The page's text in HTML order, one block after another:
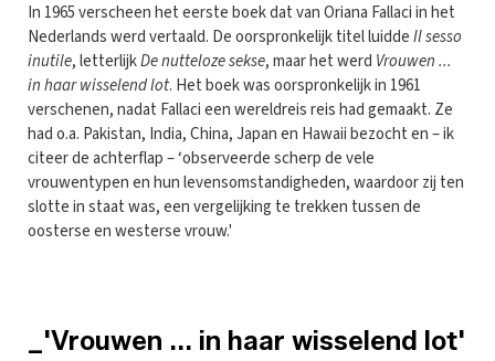
In 1965 verscheen het eerste boek dat van Oriana Fallaci in het
Nederlands werd vertaald. De oorspronkelijk titel luiddeIl sesso
inutile, letterlijkDe nutteloze sekse, maar het werd Vrouwen ...
in haar wisselend lot. Het boek was oorspronkelijk in 1961
verschenen, nadat Fallaci een wereldreis reis had gemaakt. Ze
had o.a. Pakistan, India, China, Japan en Hawaii bezocht en – ik
citeer de achterflap – ‘observeerde scherp de vele
vrouwentypen en hun levensomstandigheden, waardoor zij ten
slotte in staat was, een vergelijking te trekken tussen de
oosterse en westerse vrouw.'
_'Vrouwen ... in haar wisselend lot'